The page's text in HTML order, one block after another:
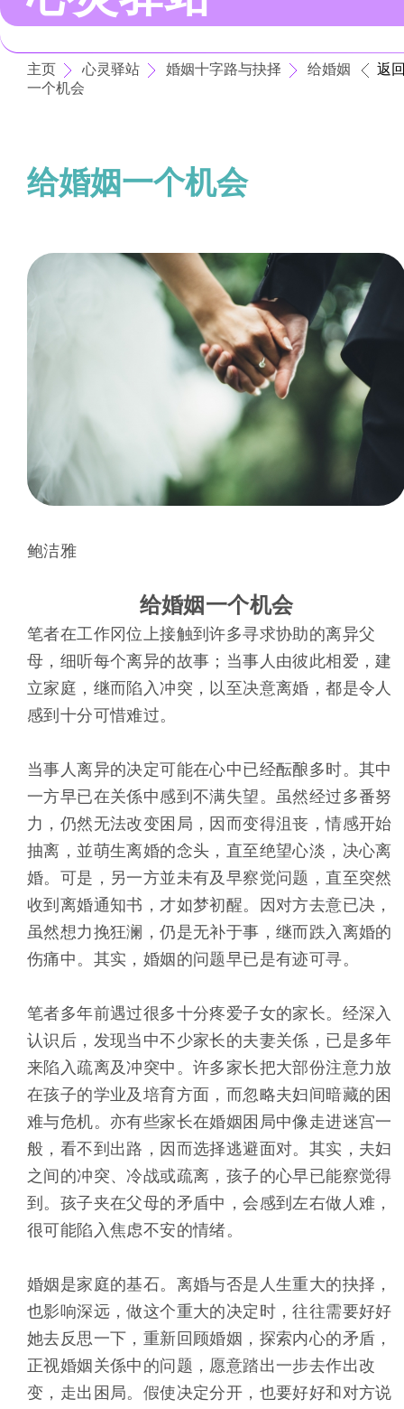
主页 心灵驿站 婚姻十字路与抉择
给婚姻
一个机会
返
给婚姻一个机会
鲍洁雅
给婚姻一个机会
笔者在工作冈位上接触到许多寻求协助的离异父
母，细听每个离异的故事；当事人由彼此相爱，建
立家庭，继而陷入冲突，以至决意离婚，都是令人
感到十分可惜难过。
当事人离异的决定可能在心中已经酝酿多时。其中
一方早已在关係中感到不满失望。虽然经过多番努
力，仍然无法改变困局，因而变得沮丧，情感开始
抽离，並萌生离婚的念头，直至绝望心淡，决心离
婚。可是，另一方並未有及早察觉问题，直至突然
收到离婚通知书，才如梦初醒。因对方去意已决，
虽然想力挽狂澜，仍是无补于事，继而跌入离婚的
伤痛中。其实，婚姻的问题早已是有迹可寻。
笔者多年前遇过很多十分疼爱子女的家长。经深入
认识后，发现当中不少家长的夫妻关係，已是多年
来陷入疏离及冲突中。许多家长把大部份注意力放
在孩子的学业及培育方面，而忽略夫妇间暗藏的困
难与危机。亦有些家长在婚姻困局中像走进迷宫一
般，看不到出路，因而选择逃避面对。其实，夫妇
之间的冲突、冷战或疏离，孩子的心早已能察觉得
到。孩子夹在父母的矛盾中，会感到左右做人难，
很可能陷入焦虑不安的情绪。
婚姻是家庭的基石。离婚与否是人生重大的抉择，
也影响深远，做这个重大的决定时，往往需要好好
她去反思一下，重新回顾婚姻，探索内心的矛盾，
正视婚姻关係中的问题，愿意踏出一步去作出改
变，走出困局。假使决定分开，也要好好和对方说